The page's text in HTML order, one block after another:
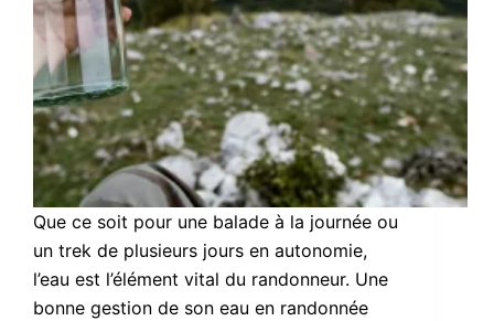
Que ce soit pour une balade à la journée ou
un trek de plusieurs jours en autonomie,
l’eau est l’élément vital du randonneur. Une
bonne gestion de son eau en randonnée